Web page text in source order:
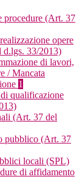
procedure (Art. 37
opere
33/2013)
di lavori,
/ Mancata
1
qualificazione
(Art. 37 del
pubblico (Art. 37
locali (SPL)
di affidamento